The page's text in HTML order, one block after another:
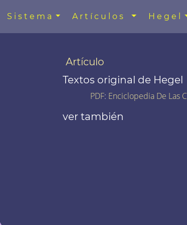
Sistema Artículos Hegel
Artículo
Textos original de Hegel
PDF: Enciclopedia De Las
ver también